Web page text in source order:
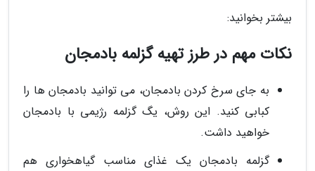
بیشتر بخوانید:
نکات مهم در طرز تهیه گزلمه بادمجان
به جای سرخ کردن بادمجان، می توانید بادمجان ها را
کبابی کنید. این روش، یگ گزلمه رژیمی با بادمجان
خواهید داشت.
گزلمه بادمجان یک غذای مناسب گیاهخواری هم